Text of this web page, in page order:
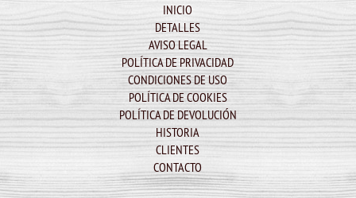
INICIO
DETALLES
AVISO LEGAL
POLÍTICA DE PRIVACIDAD
CONDICIONES DE USO
POLÍTICA DE COOKIES
POLÍTICA DE DEVOLUCIÓN
HISTORIA
CLIENTES
CONTACTO